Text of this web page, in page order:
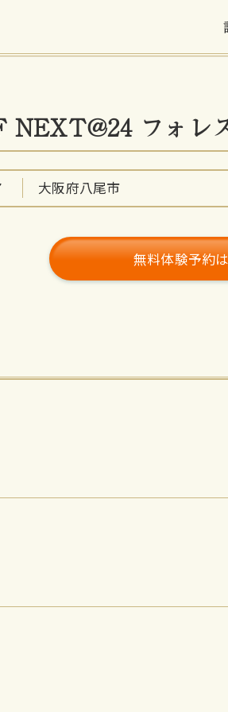
NEXT@24 フォレ
大阪府八尾市
無料体験予約